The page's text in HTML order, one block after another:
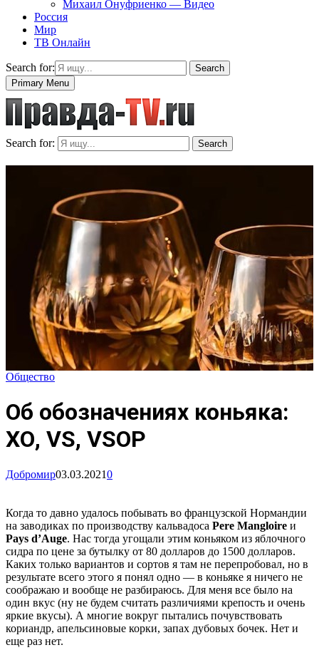
Михаил Онуфриенко — Видео
Россия
Мир
ТВ Онлайн
Search for:
Search
Primary Menu
Search for: Search
Общество
Об обозначениях коньяка:
ХО, VS, VSOP
Добромир03.03.20210
Когда то давно удалось побывать во французской Нормандии
на заводиках по производству кальвадоса Pere Mangloire и
Pays d’Auge. Нас тогда угощали этим коньяком из яблочного
сидра по цене за бутылку от 80 долларов до 1500 долларов.
Каких только вариантов и сортов я там не перепробовал, но в
результате всего этого я понял одно — в коньяке я ничего не
соображаю и вообще не разбираюсь. Для меня все было на
один вкус (ну не будем считать различиями крепость и очень
яркие вкусы). А многие вокруг пытались почувствовать
кориандр, апельсиновые корки, запах дубовых бочек. Нет и
еще раз нет.